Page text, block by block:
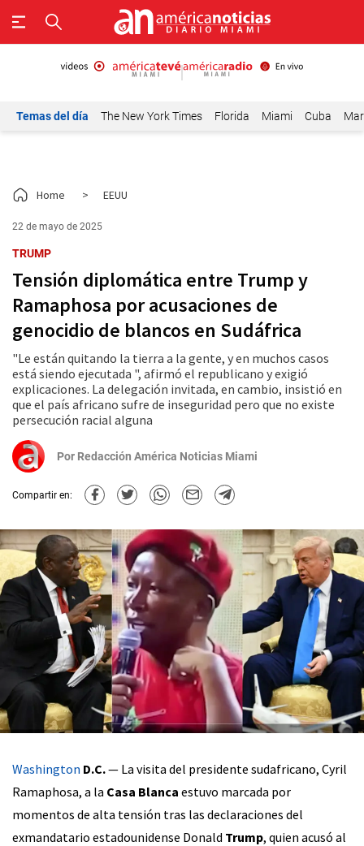
Temas del día The New York Times Florida Miami Cuba
Home > EEUU
22 de mayo de 2025
TRUMP
Tensión diplomática entre Trump y
Ramaphosa por acusaciones de
genocidio de blancos en Sudáfrica
"Le están quitando la tierra a la gente, y en muchos casos
está siendo ejecutada ", afirmó el republicano y exigió
explicaciones. La delegación invitada, en cambio, insistió en
que el país africano sufre de inseguridad pero que no existe
persecución racial alguna
Por Redacción América Noticias Miami
Compartir en:
Washington D.C.— La visita del presidente sudafricano, Cyril
Ramaphosa, a la Casa Blanca estuvo marcada por
momentos de alta tensión tras las declaraciones del
exmandatario estadounidense Donald Trump, quien acusó al